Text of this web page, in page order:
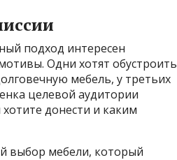
подход интересен
Одни хотят обустроить
мебель, у третьих
целевой аудитории
донести и каким
выбор мебели, который